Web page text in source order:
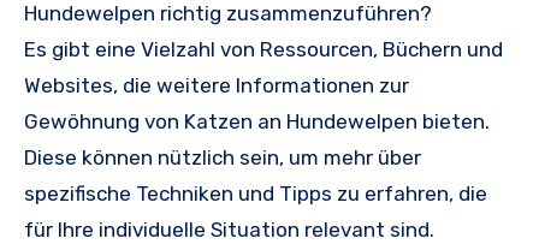
Hundewelpen richtig zusammenzuführen?
Es gibt eine Vielzahl von Ressourcen, Büchern und
Websites, die weitere Informationen zur
Gewöhnung von Katzen an Hundewelpen bieten.
Diese können nützlich sein, um mehr über
spezifische Techniken und Tipps zu erfahren, die
für Ihre individuelle Situation relevant sind.